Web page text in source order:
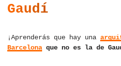
Gaudí
¡Aprenderás que hay una
Barcelona que no es la de